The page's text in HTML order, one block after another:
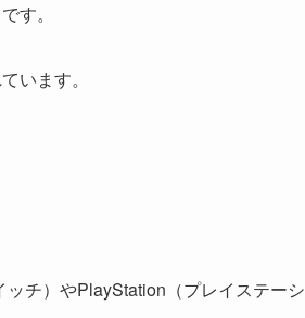
す。
います。
チ）やPlayStation（プレイステーシ